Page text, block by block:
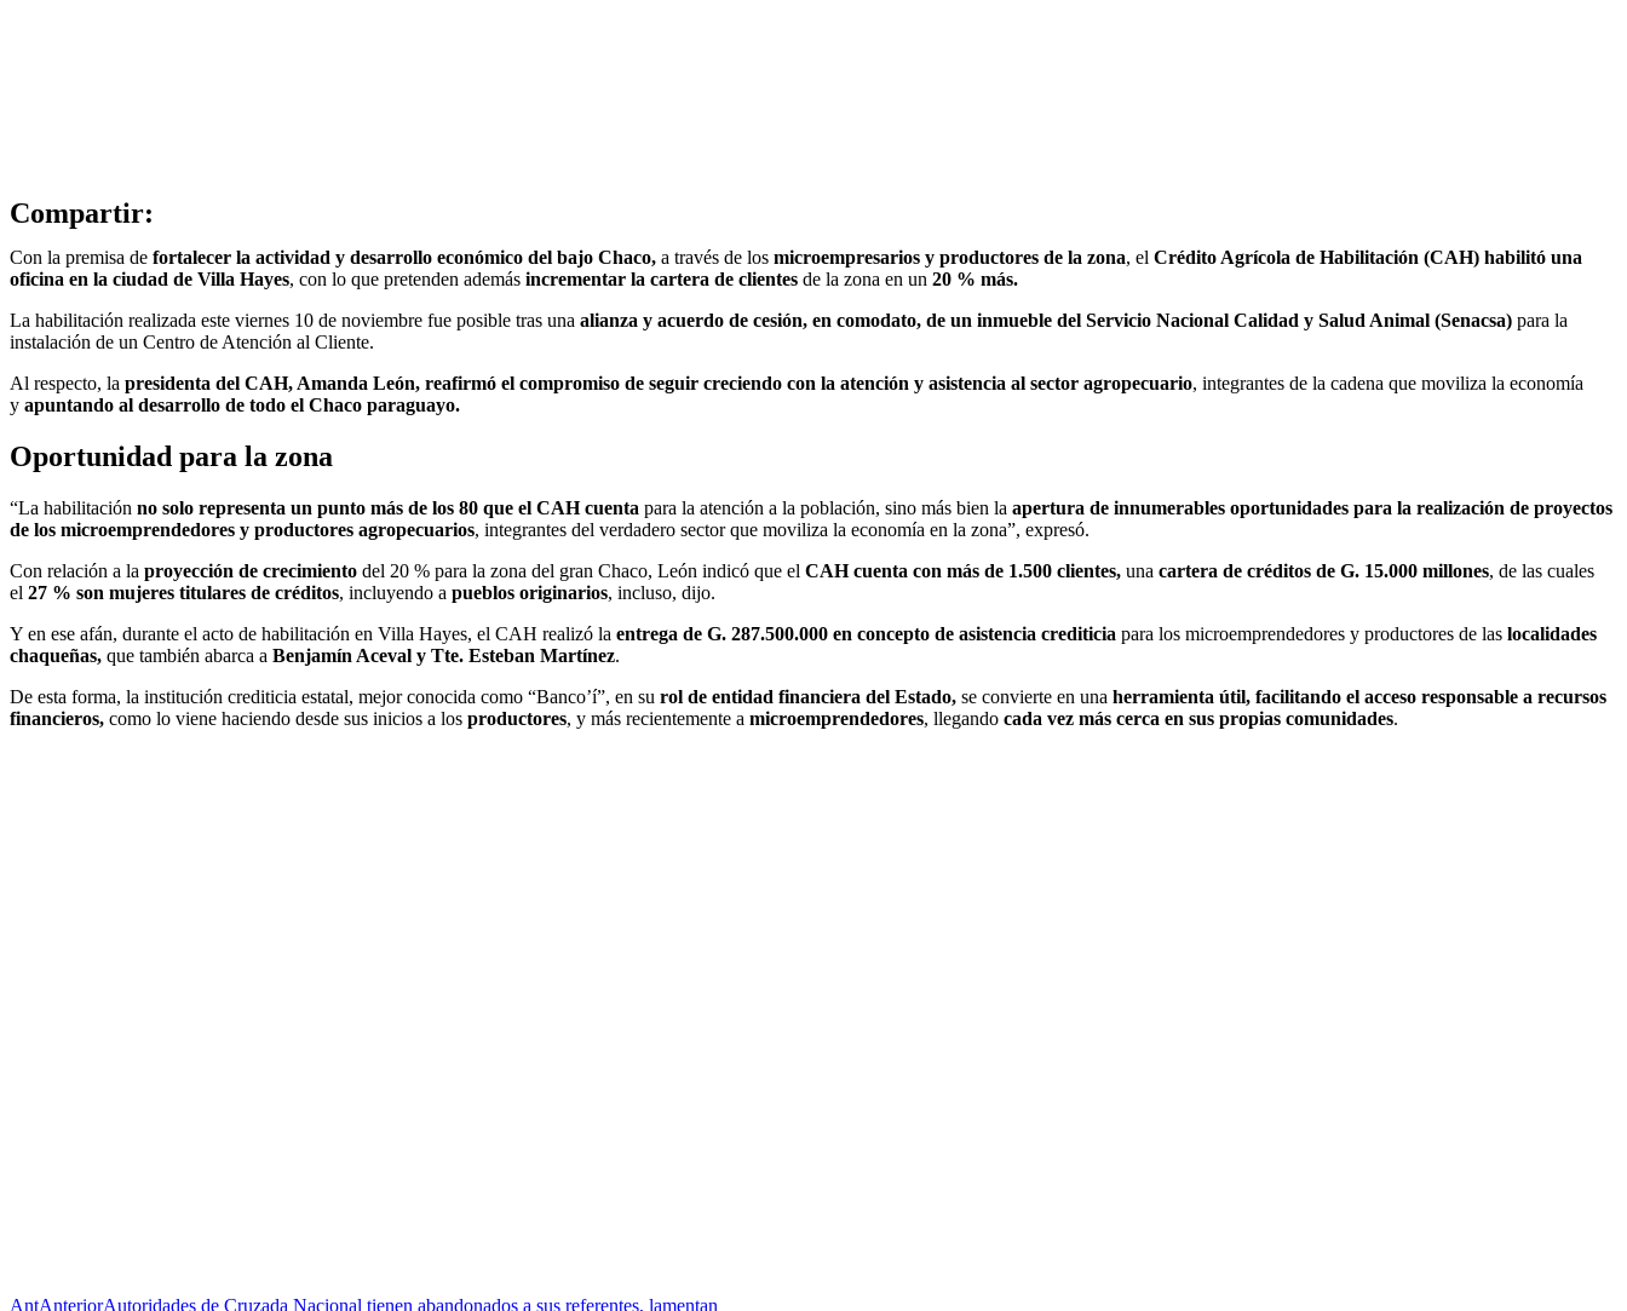
Compartir:
Con la premisa de fortalecer la actividad y desarrollo económico del bajo Chaco, a través de los microempresarios y productores de la zona, el Crédito Agrícola de Habilitación (CAH) habilitó una
oficina en la ciudad de Villa Hayes, con lo que pretenden además incrementar la cartera de clientes de la zona en un 20 % más.
La habilitación realizada este viernes 10 de noviembre fue posible tras una alianza y acuerdo de cesión, en comodato, de un inmueble del Servicio Nacional Calidad y Salud Animal (Senacsa) para la
instalación de un Centro de Atención al Cliente.
Al respecto, la presidenta del CAH, Amanda León, reafirmó el compromiso de seguir creciendo con la atención y asistencia al sector agropecuario, integrantes de la cadena que moviliza la economía
y apuntando al desarrollo de todo el Chaco paraguayo.
Oportunidad para la zona
“La habilitación no solo representa un punto más de los 80 que el CAH cuenta para la atención a la población, sino más bien la apertura de innumerables oportunidades para la realización de proyectos
de los microemprendedores y productores agropecuarios, integrantes del verdadero sector que moviliza la economía en la zona”, expresó.
Con relación a la proyección de crecimiento del 20 % para la zona del gran Chaco, León indicó que el CAH cuenta con más de 1.500 clientes, una cartera de créditos de G. 15.000 millones, de las cuales
el 27 % son mujeres titulares de créditos, incluyendo a pueblos originarios, incluso, dijo.
Y en ese afán, durante el acto de habilitación en Villa Hayes, el CAH realizó la entrega de G. 287.500.000 en concepto de asistencia crediticia para los microemprendedores y productores de las localidades
chaqueñas, que también abarca a Benjamín Aceval y Tte. Esteban Martínez.
De esta forma, la institución crediticia estatal, mejor conocida como “Banco’í”, en su rol de entidad financiera del Estado, se convierte en una herramienta útil, facilitando el acceso responsable a recursos
financieros, como lo viene haciendo desde sus inicios a los productores, y más recientemente a microemprendedores, llegando cada vez más cerca en sus propias comunidades.
AntAnteriorAutoridades de Cruzada Nacional tienen abandonados a sus referentes, lamentan